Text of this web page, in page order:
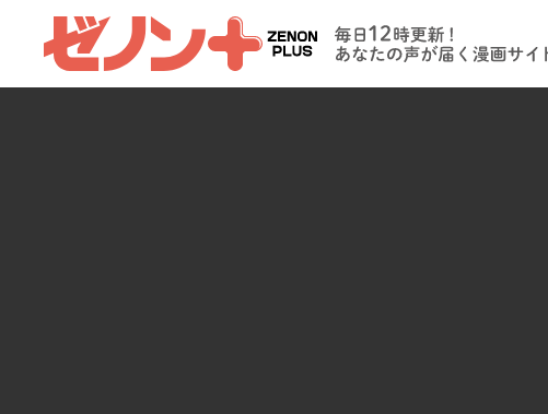
ゼノンプラス
毎日12時更新！あな